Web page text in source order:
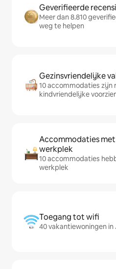
Geverifieerde
Meer dan 8.810
weg te helpen
Gezinsvriendelijke
10 accommodaties zijn
kindvriendelijke
Accommodaties
werkplek
10 accommodaties
werkplek
Toegang tot wifi
40 vakantiewoningen